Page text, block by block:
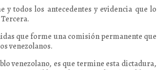
todos los antecedentes y evidencia que lo
que forme una comisión permanente que
venezolanos.
venezolano, es que termine esta dictadura,